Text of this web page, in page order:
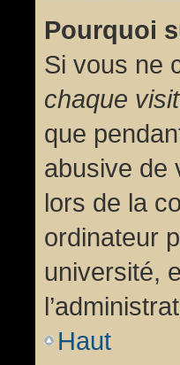
Pourquoi
Si vous ne
chaque
que
abusive de
lors de la
ordinateur
université,
Haut